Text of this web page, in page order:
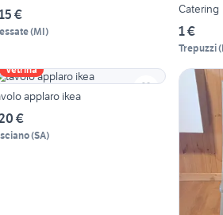
€
(MI)
Catering
1 €
Trepuzzi(
Vetrina
applaro ikea
€
(SA)